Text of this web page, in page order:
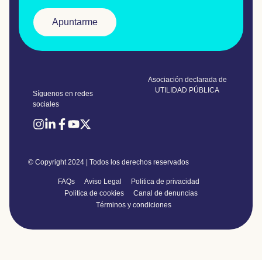
Apuntarme
Síguenos en redes
sociales
Asociación declarada de
UTILIDAD PÚBLICA
© Copyright 2024 | Todos los derechos reservados
FAQs Aviso Legal
Politica de privacidad
Politica de cookies
Canal de denuncias
Términos y condiciones